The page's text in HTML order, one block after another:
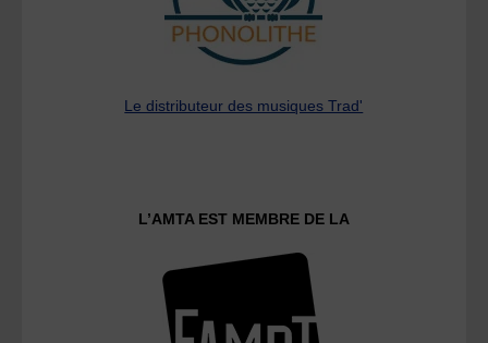
Le distributeur des musiques Trad'
L’AMTA EST MEMBRE DE LA